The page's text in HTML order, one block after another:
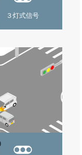
３灯式信号